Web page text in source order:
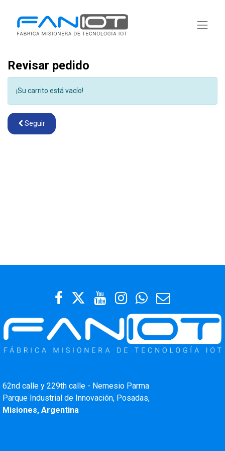
Revisar pedido
¡Su carrito está vacío!
Seguir
62nd calle y 229th calle - Nemesio Parma
Parque Industrial de Innovación, Posadas,
Misiones, Argentina